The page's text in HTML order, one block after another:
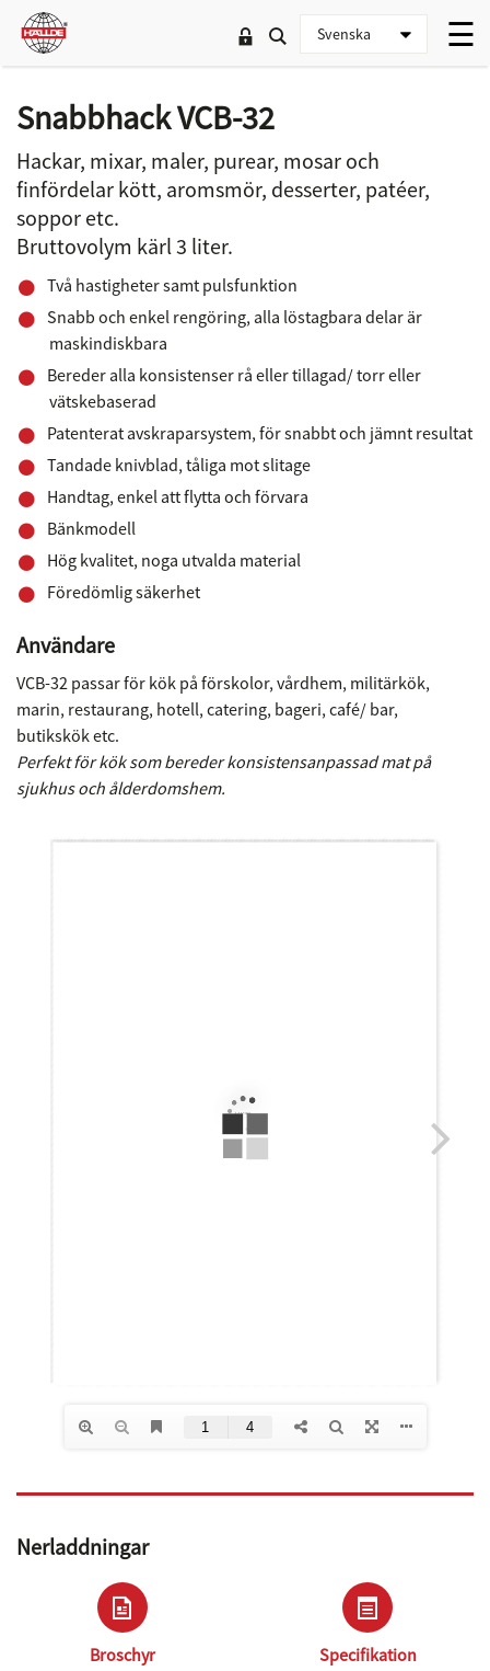
Snabbhack VCB-32
Hackar, mixar, maler, purear, mosar och
finfördelar kött, aromsmör, desserter, patéer,
soppor etc.
Bruttovolym kärl 3 liter.
Två hastigheter samt pulsfunktion
Snabb och enkel rengöring, alla löstagbara delar är
maskindiskbara
Bereder alla konsistenser rå eller tillagad/ torr eller
vätskebaserad
Patenterat avskraparsystem, för snabbt och jämnt resultat
Tandade knivblad, tåliga mot slitage
Handtag, enkel att flytta och förvara
Bänkmodell
Hög kvalitet, noga utvalda material
Föredömlig säkerhet
Användare
VCB-32 passar för kök på förskolor, vårdhem, militärkök,
marin, restaurang, hotell, catering, bageri, café/ bar,
butikskök etc.
Perfekt för kök som bereder konsistensanpassad mat på
sjukhus och ålderdomshem.
Nerladdningar
Broschyr Specifikation